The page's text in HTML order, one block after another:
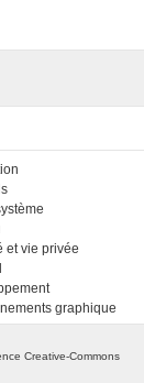
et vie privée
graphique
Creative-Commons